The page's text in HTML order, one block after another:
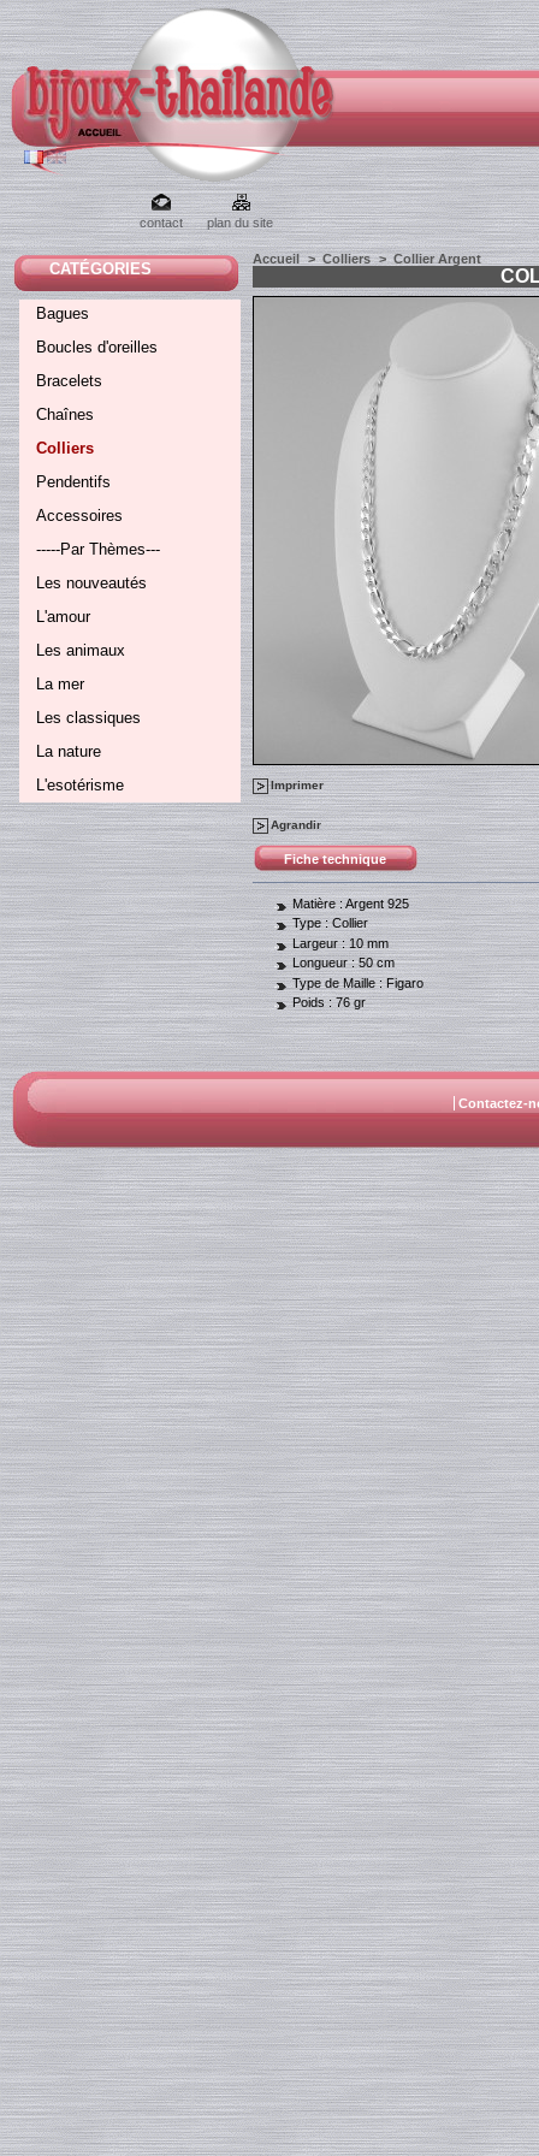
contact plan du site
CATÉGORIES
Bagues
Boucles d'oreilles
Bracelets
Chaînes
Colliers
Pendentifs
Accessoires
-----Par Thèmes---
Les nouveautés
L'amour
Les animaux
La mer
Les classiques
La nature
L'esotérisme
Accueil > Colliers > Collier Argent
Imprimer
Agrandir
Fiche technique
Matière : Argent 925
Type :Collier
Largeur :10 mm
Longueur :50 cm
Type de Maille :Figaro
Poids :76 gr
Contactez-